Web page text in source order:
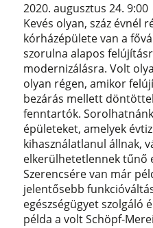
2020. augusztus 24. 9:00
Kevés olyan, száz évnél
kórházépülete van a
szorulna alapos
modernizálásra. Volt
olyan régen, amikor
bezárás mellett
fenntartók.
épületeket, amelyek
kihasználatlanul állnak,
elkerülhetetlennek tűnő
Szerencsére van már
jelentősebb
egészségügyet szolgáló
példa a volt Schöpf-